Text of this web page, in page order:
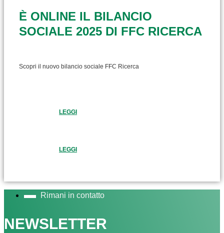
È ONLINE IL BILANCIO
SOCIALE 2025 DI FFC RICERCA
Scopri il nuovo bilancio sociale FFC Ricerca
LEGGI
LEGGI
Rimani in contatto
NEWSLETTER